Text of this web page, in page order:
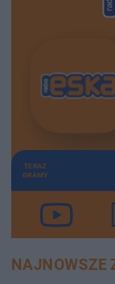
TERAZ
GRAMY
NAJNOWSZE